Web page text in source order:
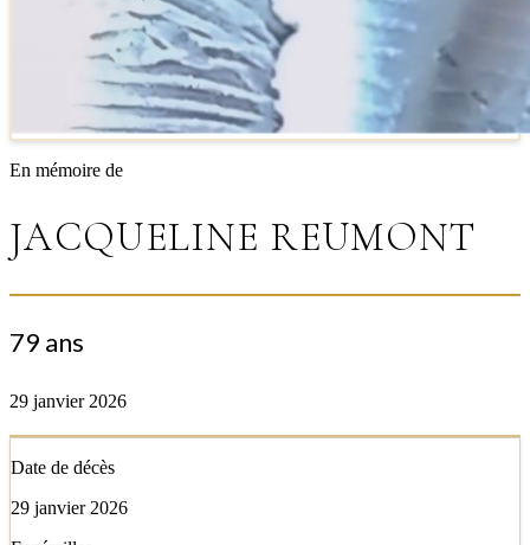
En mémoire de
JACQUELINE REUMONT
79 ans
29 janvier 2026
Date de décès
29 janvier 2026